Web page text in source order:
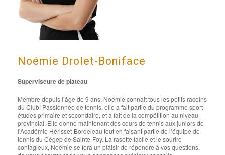
Noémie Drolet-Boniface
Superviseure de plateau
Membre depuis l’âge de 9 ans, Noémie connait tous les petits racoins
du Club! Passionnée de tennis, elle a fait partie du programme sport-
études primaire et secondaire, et a fait de la compétition au niveau
provincial. Elle donne maintenant des cours de tennis aux juniors de
l’Académie Hérisset-Bordeleau tout en faisant partie de l’équipe de
tennis du Cégep de Sainte-Foy. La rasette facile et le sourire
contagieux, Noémie se fera un plaisir de répondre à vos questions,